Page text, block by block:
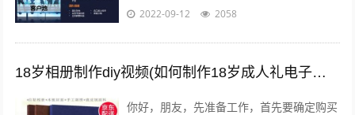
频创作在视频营销中占了一大块，毕竟视频
2022-09-12 2058
18岁相册制作diy视频(如何制作18岁成人礼电子相册)
你好，朋友，先准备工作，首先要确定购买